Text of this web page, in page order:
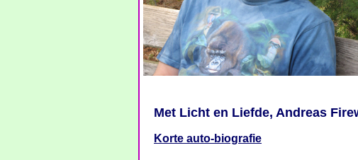
Met Licht en Liefde, Andreas
Korte auto-biografie